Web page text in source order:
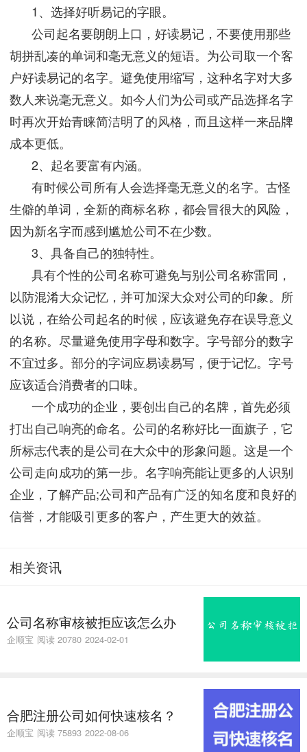
1、选择好听易记的字眼。
公司起名要朗朗上口，好读易记，不要使用那些
胡拼乱凑的单词和毫无意义的短语。为公司取一个客
户好读易记的名字。避免使用缩写，这种名字对大多
数人来说毫无意义。如今人们为公司或产品选择名字
时再次开始青睐简洁明了的风格，而且这样一来品牌
成本更低。
2、起名要富有内涵。
有时候公司所有人会选择毫无意义的名字。古怪
生僻的单词，全新的商标名称，都会冒很大的风险，
因为新名字而感到尴尬公司不在少数。
3、具备自己的独特性。
具有个性的公司名称可避免与别公司名称雷同，
以防混淆大众记忆，并可加深大众对公司的印象。所
以说，在给公司起名的时候，应该避免存在误导意义
的名称。尽量避免使用字母和数字。字号部分的数字
不宜过多。部分的字词应易读易写，便于记忆。字号
应该适合消费者的口味。
一个成功的企业，要创出自己的名牌，首先必须
打出自己响亮的命名。公司的名称好比一面旗子，它
所标志代表的是公司在大众中的形象问题。这是一个
公司走向成功的第一步。名字响亮能让更多的人识别
企业，了解产品;公司和产品有广泛的知名度和良好的
信誉，才能吸引更多的客户，产生更大的效益。
相关资讯
公司名称审核被拒应该怎么办
企顺宝 阅读 20780 2024-02-01
合肥注册公司如何快速核名？
企顺宝 阅读 75893 2022-08-06